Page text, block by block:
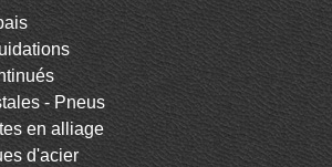
- Pneus
en alliage
d'acier